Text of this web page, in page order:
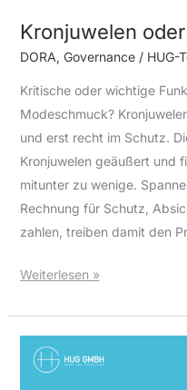
Kronjuwelen
DORA, Governance/ HUG-
Kritische oder wichtige
Modeschmuck?
und erst recht im Schutz.
Kronjuwelen geäußert und
mitunter zu wenige.
Rechnung für Schutz,
zahlen, treiben damit den
Weiterlesen »
Vertraulichkeit
und